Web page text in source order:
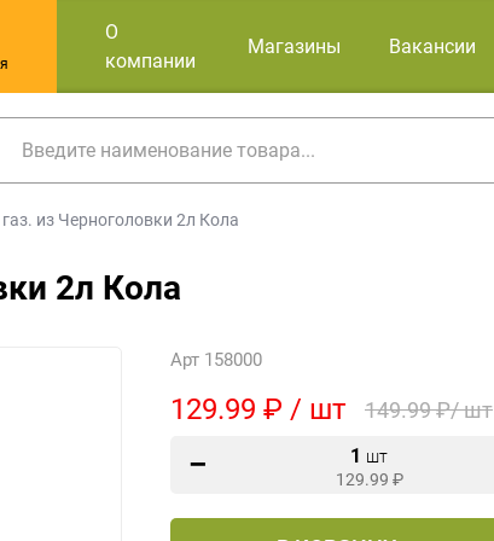
О
компании
Магазины Вакансии
из Черноголовки 2л Кола
2л Кола
Арт 158000
129.99 ₽ / шт 149.99 ₽/ шт
1 шт
129.99 ₽